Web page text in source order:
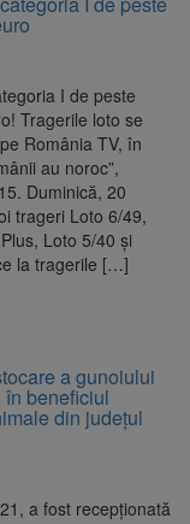
I de peste
Tragerile loto se
România TV, în
au noroc”,
Duminică, 20
trageri Loto 6/49,
Loto 5/40 şi
la tragerile […]
a gunoiului
beneficiul
din judeţul
a fost recepţionată